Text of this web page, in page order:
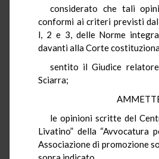
considerato che tali
conformi ai criteri previsti
l, 2 e 3, delle Norme
davanti alla Corte
sentito il Giudice
Sciarra;
le opinioni scritte del
Livatino” della “Avvocatura
Associazione di promozione